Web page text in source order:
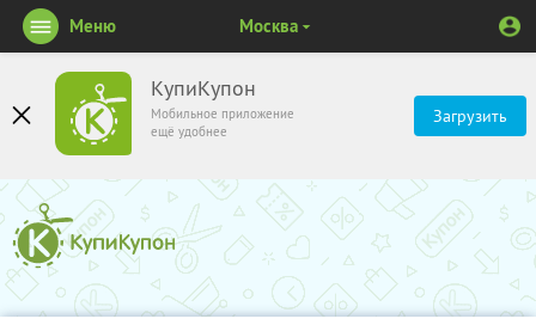
КупиКупон
Мобильное приложение
ещё удобнее
Загрузить
Меню Москва